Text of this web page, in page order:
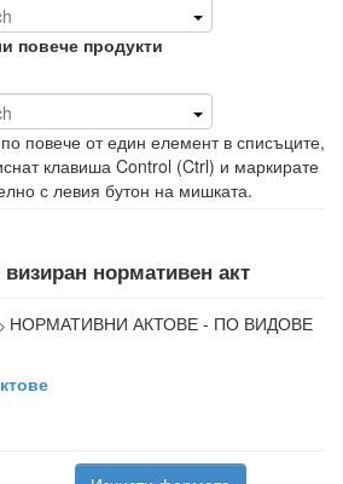
повече продукти
повече от един елемент в списъците,
клавиша Control (Ctrl) и маркирате
с левия бутон на мишката.